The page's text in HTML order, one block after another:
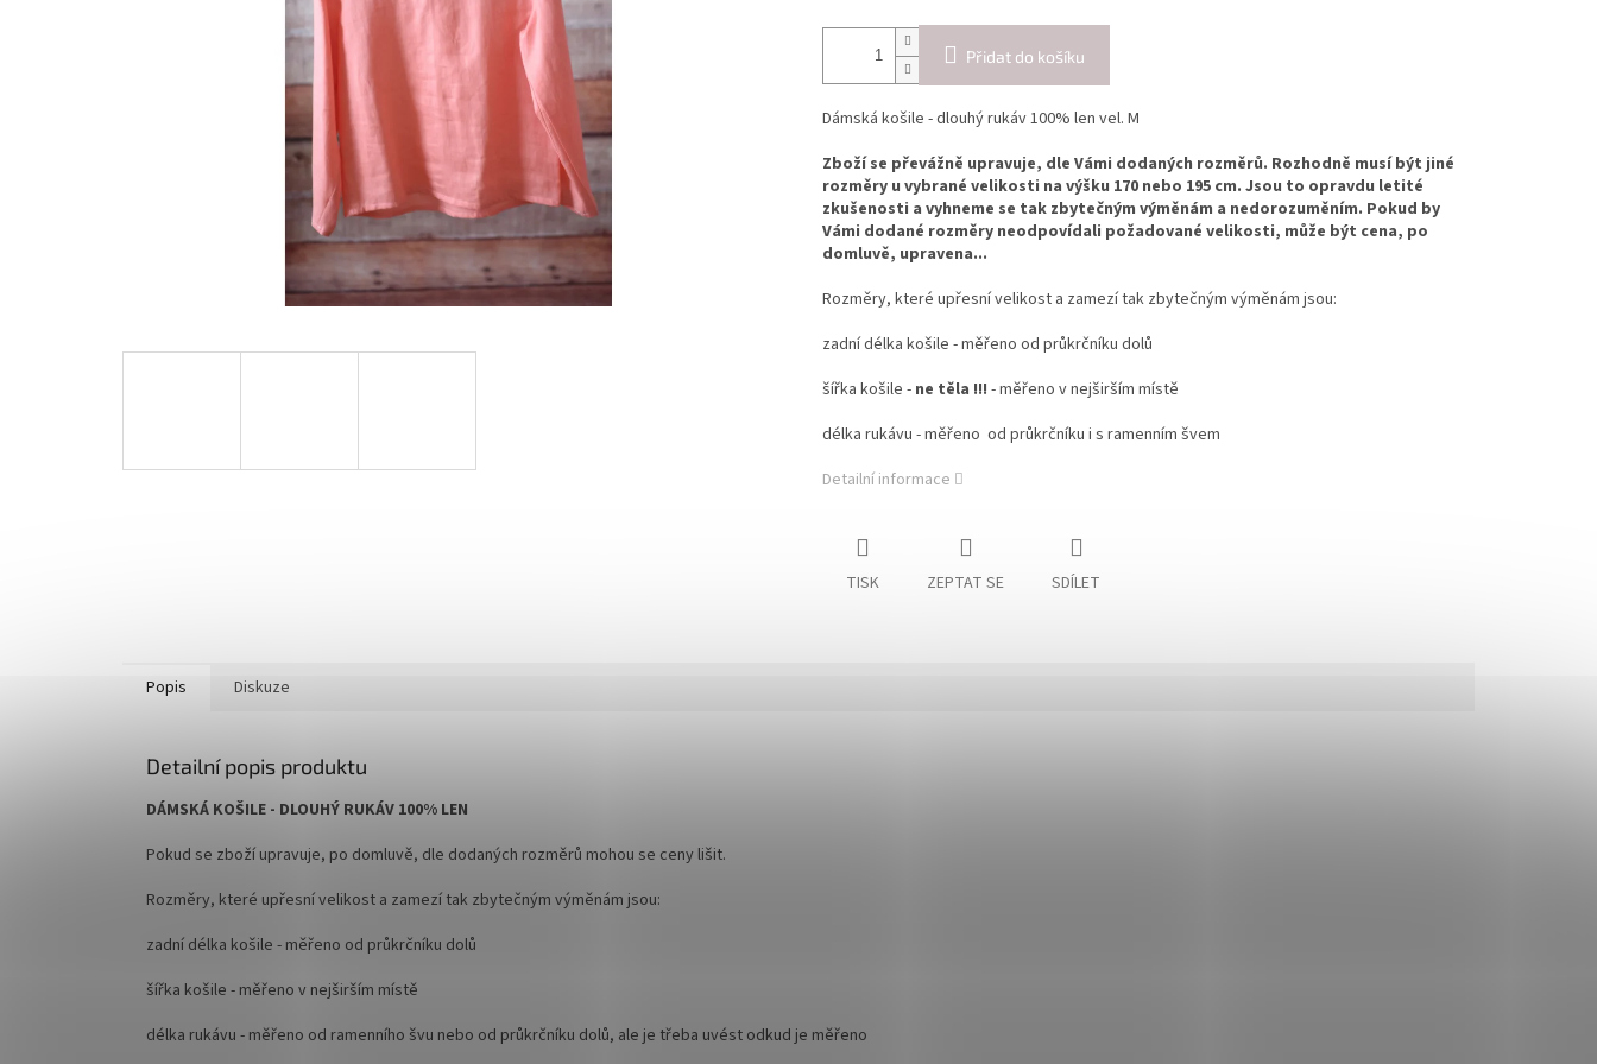
Přidat do košíku
Dámská košile - dlouhý rukáv 100% len vel. M
Zboží se převážně upravuje, dle Vámi dodaných rozměrů. Rozhodně musí být jiné
rozměry u vybrané velikosti na výšku 170 nebo 195 cm. Jsou to opravdu letité
zkušenosti a vyhneme se tak zbytečným výměnám a nedorozuměním. Pokud by
Vámi dodané rozměry neodpovídali požadované velikosti, může být cena, po
domluvě, upravena...
Rozměry, které upřesní velikost a zamezí tak zbytečným výměnám jsou:
zadní délka košile - měřeno od průkrčníku dolů
šířka košile - ne těla !!! - měřeno v nejširším místě
délka rukávu - měřeno od průkrčníku i s ramenním švem
Detailní informace
TISK ZEPTAT SE SDÍLET
Popis Diskuze
Detailní popis produktu
DÁMSKÁ KOŠILE - DLOUHÝ RUKÁV 100% LEN
Pokud se zboží upravuje, po domluvě, dle dodaných rozměrů mohou se ceny lišit.
Rozměry, které upřesní velikost a zamezí tak zbytečným výměnám jsou:
zadní délka košile - měřeno od průkrčníku dolů
šířka košile - měřeno v nejširším místě
délka rukávu - měřeno od ramenního švu nebo od průkrčníku dolů, ale je třeba uvést odkud je měřeno